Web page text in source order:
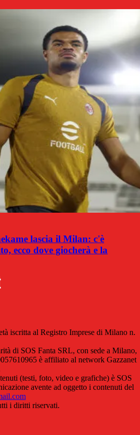
lascia il Milan: c'è
ecco dove giocherà e la
iscritta al Registro Imprese di Milano n.
di SOS Fanta SRL, con sede a Milano,
è affiliato al network Gazzanet
(testi, foto, video e grafiche) è SOS
avente ad oggetto i contenuti del
i diritti riservati.